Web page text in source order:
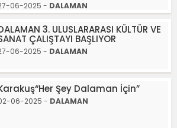
06-2025 - DALAMAN
3. ULUSLARARASI KÜLTÜR VE
ÇALIŞTAYI BAŞLIYOR
06-2025 - DALAMAN
Şey Dalaman İçin”
06-2025 - DALAMAN